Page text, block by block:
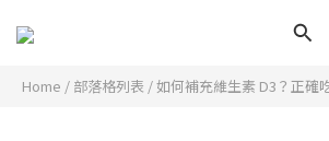
Home / 部落格列表 /如何補充維生素 D3？正確